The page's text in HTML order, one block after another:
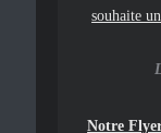
souhaite
Notre